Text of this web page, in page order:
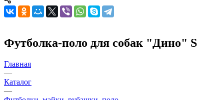
Футболка-поло для собак "Дино" S
Главная
—
Каталог
—